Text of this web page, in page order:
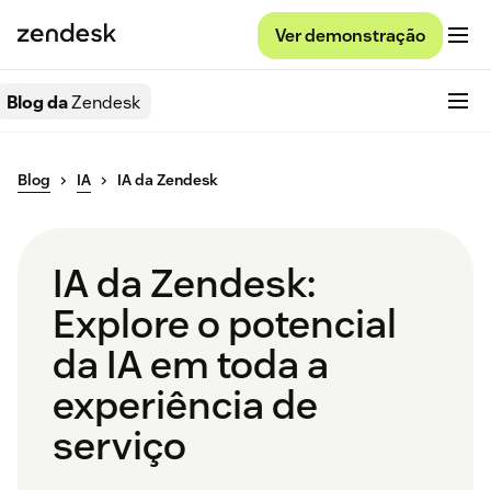
Ver demonstração
Blog daZendesk
Blog IA IA da Zendesk
IA da Zendesk:
Explore o potencial
da IA em toda a
experiência de
serviço